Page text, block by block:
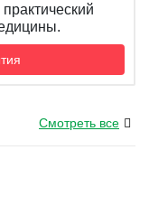
Смотреть все